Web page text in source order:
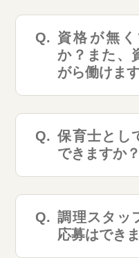
資格が無
か？また、
がら働けま
保育士とし
できますか？
調理スタッ
応募はでき